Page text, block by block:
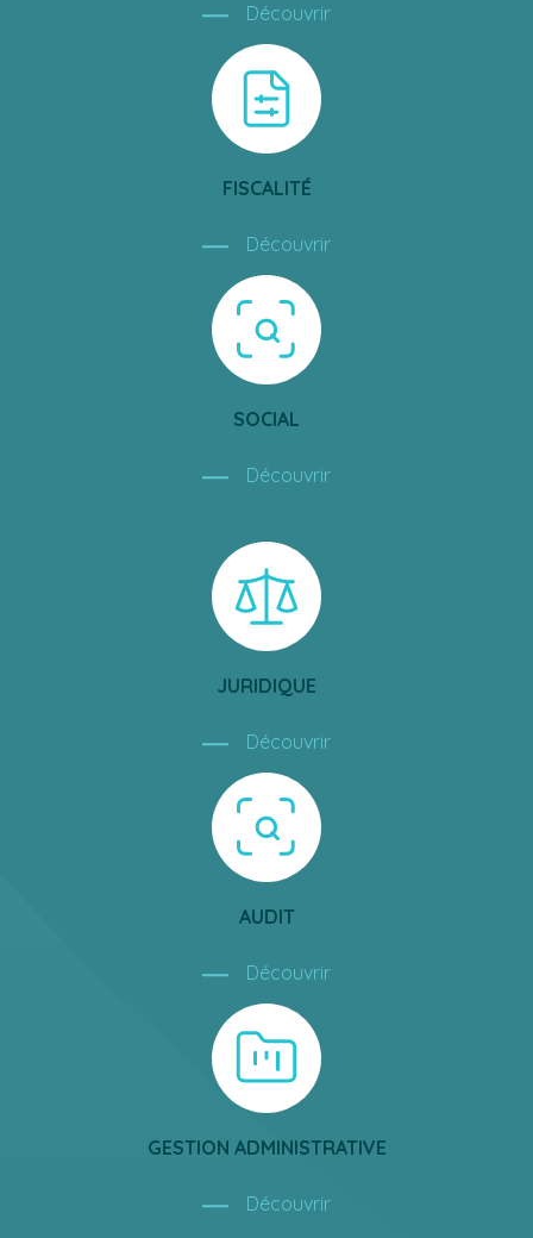
Découvrir
FISCALITÉ
Découvrir
SOCIAL
Découvrir
JURIDIQUE
Découvrir
AUDIT
Découvrir
GESTION ADMINISTRATIVE
Découvrir